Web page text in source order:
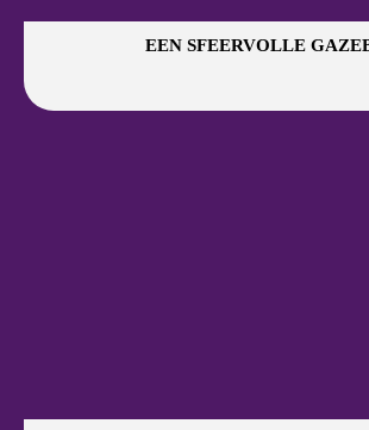
EEN SFEERVOLLE